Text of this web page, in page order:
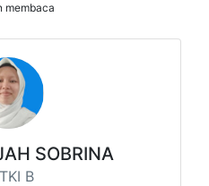
membaca
SOBRINA
B